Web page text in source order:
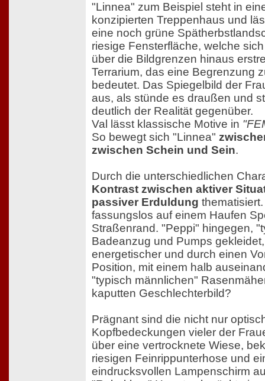
"Linnea" zum Beispiel steht in
konzipierten Treppenhaus und
eine noch grüne
riesige Fensterfläche, welche
über die Bildgrenzen hinaus
Terrarium, das eine Begrenzung
bedeutet. Das Spiegelbild der
aus, als stünde es draußen und
deutlich der Realität gegenüber.
Val lässt klassische Motive in
So bewegt sich "Linnea"
zwischen Schein und Sein.
Durch die unterschiedlichen
Kontrast zwischen aktiver
passiver Erduldung
fassungslos auf einem Haufen
Straßenrand. "Peppi" hingegen,
Badeanzug und Pumps
energetischer und durch einen
Position, mit einem halb
"typisch männlichen"
kaputten Geschlechterbild?
Prägnant sind die nicht nur
Kopfbedeckungen vieler der
über eine vertrocknete Wiese,
riesigen Feinrippunterhose und
eindrucksvollen Lampenschirm